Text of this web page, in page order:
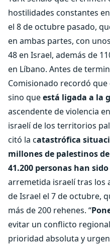
hostilidades constantes
el 8 de octubre pasado,
en ambas partes, con
48 en Israel, además de
en Líbano. Antes de
Comisionado recordó que
sino queestá ligada a la
ascendente de violencia
israelí de los territorios
citó la catastrófica
millones de palestinos
41.200 personas han
arremetida israelí tras los
de Israel el 7 de octubre,
más de 200 rehenes. “
evitar un conflicto
prioridad absoluta y